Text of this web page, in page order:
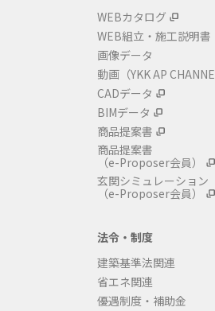
WEBカタログ
WEB組立・施工説明書
画像データ
動画（YKK AP
CADデータ
BIMデータ
商品提案書
商品提案書
（e-Proposer会員）
玄関シミュレーション
（e-Proposer会員）
法令・制度
建築基準法関連
省エネ関連
優遇制度・補助金